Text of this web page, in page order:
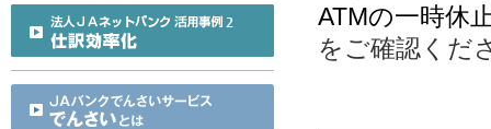
ATMの一時休
をご確認くだ